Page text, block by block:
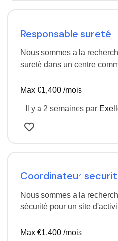
Responsable sureté
Nous sommes a la
sureté dans un centre
Max €1,400 /mois
Il y a 2 semaines par
Coordinateur
Nous sommes a la
sécurité pour un site
Max €1,400 /mois